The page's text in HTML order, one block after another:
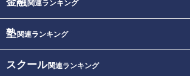
金融関連ランキング
塾関連ランキング
スクール関連ランキング